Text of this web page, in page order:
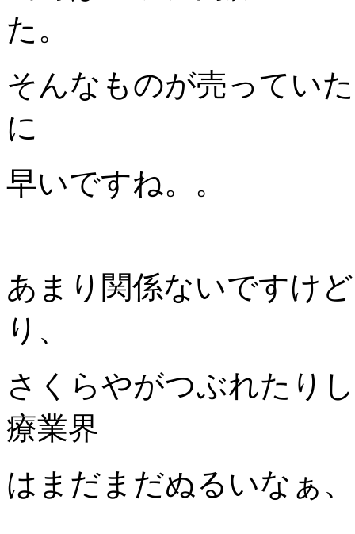
た。
そんなものが売ってい
に
早いですね。。
あまり関係ないですけ
り、
さくらやがつぶれたり
療業界
はまだまだぬるいなぁ